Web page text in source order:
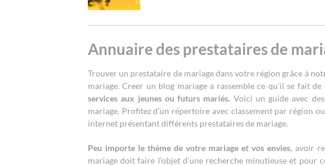
Annuaire des prestataires de
Trouver un prestataire de mariage dans votre région grâce à
mariage. Creer un blog mariage a rassemble ce qu’il se fait
services aux jeunes ou futurs mariés. Voici un guide avec
mariage. Profitez d’un répertoire avec classement par région
internet présentant différents prestataires de mariage.
Peu importe le thème de votre mariage et vos envies, avoir
mariage doit faire l’objet d’une recherche minutieuse et pour